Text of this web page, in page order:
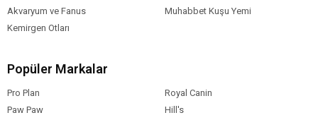
Akvaryum ve Fanus
Muhabbet Kuşu Yemi
Kemirgen Otları
Popüler Markalar
Pro Plan
Royal Canin
Paw Paw
Hill's